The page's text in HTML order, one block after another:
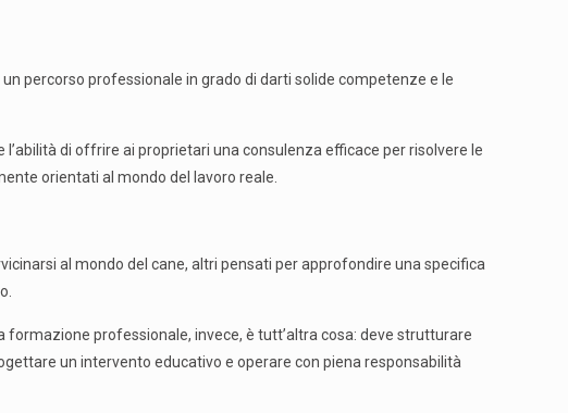
percorso professionale in grado di darti solide competenze e le
di offrire ai proprietari una consulenza efficace per risolvere le
orientati al mondo del lavoro reale.
al mondo del cane, altri pensati per approfondire una specifica
professionale, invece, è tutt’altra cosa: deve strutturare
un intervento educativo e operare con piena responsabilità